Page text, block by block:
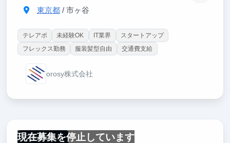
東京都/ 市ヶ谷
テレアポ 未経験OK IT業界
スタートアップ
フレックス勤務
服装髪型自由 交通費支給
orosy株式会社
現在募集を停止しています
フルリモート